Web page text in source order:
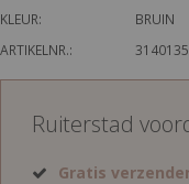
KLEUR:
BRUIN
ARTIKELNR.:
Ruiterstad
Gratis